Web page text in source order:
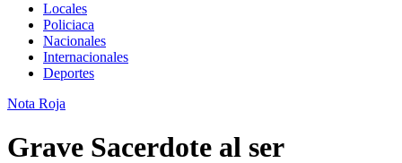
Locales
Policiaca
Nacionales
Internacionales
Deportes
Nota Roja
Grave Sacerdote al ser